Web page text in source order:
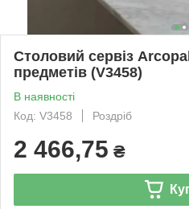
Столовий сервіз
предметів (V3458)
В наявності
Код: V3458
Роздріб
2 466,75 ₴